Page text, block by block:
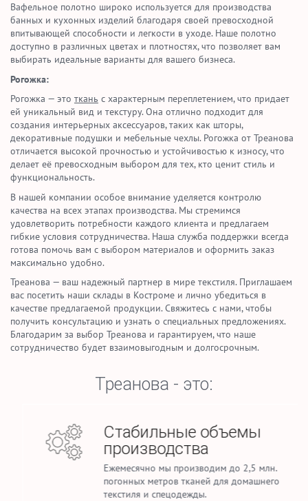
Вафельное полотно широко используется для производства
банных и кухонных изделий благодаря своей превосходной
впитывающей способности и легкости в уходе. Наше полотно
доступно в различных цветах и плотностях, что позволяет вам
выбирать идеальные варианты для вашего бизнеса.
Рогожка:
Рогожка — это ткань с характерным переплетением, что придает
ей уникальный вид и текстуру. Она отлично подходит для
создания интерьерных аксессуаров, таких как шторы,
декоративные подушки и мебельные чехлы. Рогожка от Треанова
отличается высокой прочностью и устойчивостью к износу, что
делает её превосходным выбором для тех, кто ценит стиль и
функциональность.
В нашей компании особое внимание уделяется контролю
качества на всех этапах производства. Мы стремимся
удовлетворить потребности каждого клиента и предлагаем
гибкие условия сотрудничества. Наша служба поддержки всегда
готова помочь вам с выбором материалов и оформить заказ
максимально удобно.
Треанова — ваш надежный партнер в мире текстиля. Приглашаем
вас посетить наши склады в Костроме и лично убедиться в
качестве предлагаемой продукции. Свяжитесь с нами, чтобы
получить консультацию и узнать о специальных предложениях.
Благодарим за выбор Треанова и гарантируем, что наше
сотрудничество будет взаимовыгодным и долгосрочным.
Треанова - это:
Стабильные объемы
производства
Ежемесячно мы производим до 2,5 млн.
погонных метров тканей для домашнего
текстиля и спецодежды.